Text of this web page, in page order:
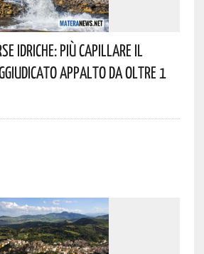
Idriche: Più Capillare Il
Appalto Da Oltre 1